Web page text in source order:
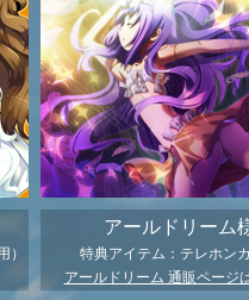
）
アールドリーム
特典アイテム：テレホン
アールドリーム 通販ページ